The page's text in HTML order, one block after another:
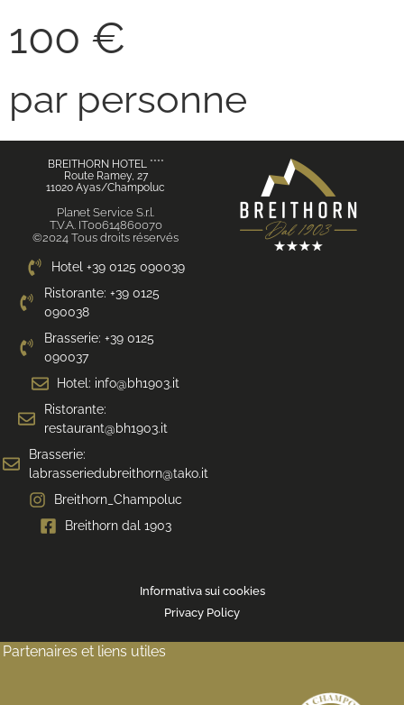
100 €
par personne
BREITHORN HOTEL ****
Route Ramey, 27
11020 Ayas/Champoluc
Planet Service S.r.l.
T.V.A. IT00614860070
©2024 Tous droits réservés
Hotel +39 0125 090039
Ristorante: +39 0125
090038
Brasserie: +39 0125
090037
Hotel: info@bh1903.it
Ristorante:
restaurant@bh1903.it
Brasserie:
labrasseriedubreithorn@tako.it
Breithorn_Champoluc
Breithorn dal 1903
Informativa sui cookies
Privacy Policy
Partenaires et liens utiles